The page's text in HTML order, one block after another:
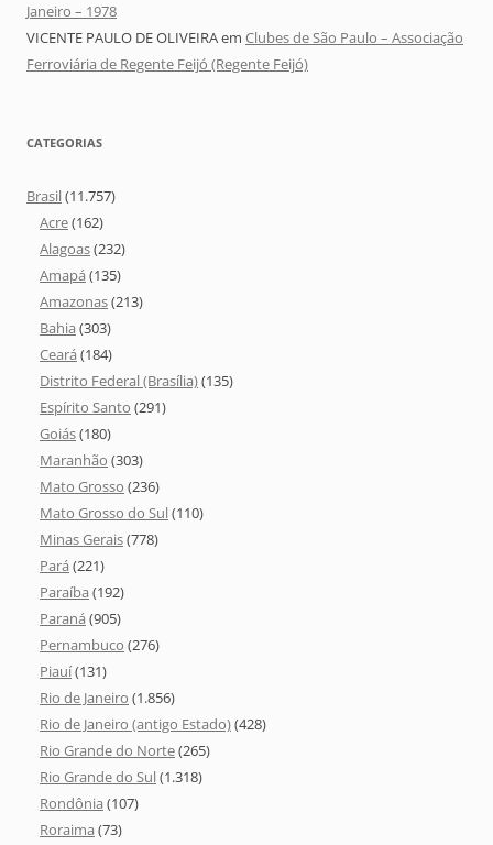
Janeiro – 1978
VICENTE PAULO DE OLIVEIRAem Clubes de São Paulo – Associação
Ferroviária de Regente Feijó (Regente Feijó)
CATEGORIAS
Brasil(11.757)
Acre(162)
Alagoas(232)
Amapá (135)
Amazonas(213)
Bahia (303)
Ceará (184)
Distrito Federal (Brasília)(135)
Espírito Santo (291)
Goiás(180)
Maranhão (303)
Mato Grosso (236)
Mato Grosso do Sul(110)
Minas Gerais(778)
Pará (221)
Paraíba (192)
Paraná (905)
Pernambuco (276)
Piauí(131)
Rio de Janeiro (1.856)
Rio de Janeiro (antigo Estado)(428)
Rio Grande do Norte(265)
Rio Grande do Sul(1.318)
Rondônia (107)
Roraima (73)